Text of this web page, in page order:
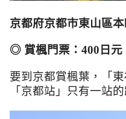
京都府京都市東山區
◎ 賞楓門票：400 日元
要到京都賞楓葉，「東
「京都站」只有一站